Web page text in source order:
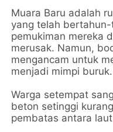
Muara Baru adalah
yang telah
pemukiman mereka
merusak. Namun,
mengancam untuk
menjadi mimpi buruk.
Warga setempat
beton setinggi
pembatas antara